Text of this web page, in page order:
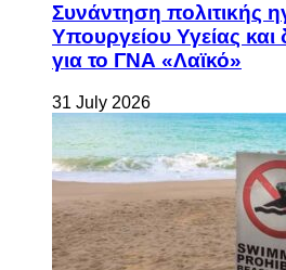
Συνάντηση πολιτικής
Υπουργείου Υγείας
για το ΓΝΑ «Λαϊκό»
31 July 2026